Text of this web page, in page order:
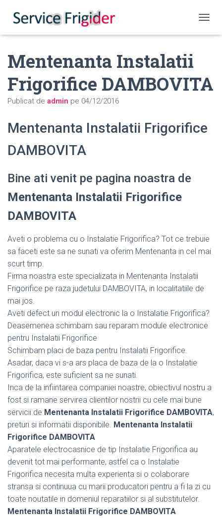
Mentenanta Instalatii
Frigorifice DAMBOVITA
Publicat de admin pe 04/12/2016
Mentenanta Instalatii Frigorifice
DAMBOVITA
Bine ati venit pe pagina noastra de
Mentenanta Instalatii Frigorifice
DAMBOVITA
Aveti o problema cu o Instalatie Frigorifica? Tot ce trebuie
sa faceti este sa ne sunati va oferim Mentenanta in cel mai
scurt timp.
Firma noastra este specializata in Mentenanta Instalatii
Frigorifice pe raza judetului DAMBOVITA, in localitatiile de
mai jos.
Aveti defect un modul electronic la o Instalatie Frigorifica?
Deasemenea schimbam sau reparam module electronice
pentru Instalatii Frigorifice
Schimbam placi de baza pentru Instalatii Frigorifice.
Asadar, daca vi s-a ars placa de baza de la o Instalatie
Frigorifica, este suficient sa ne sunati.
Inca de la infiintarea companiei noastre, obiectivul nostru a
fost si ramane servirea clientilor nostrii cu cele mai bune
servicii de Mentenanta Instalatii Frigorifice DAMBOVITA,
preturi si informatii disponibile. Mentenanta Instalatii
Frigorifice DAMBOVITA
Aparatele electrocasnice de tip Instalatie Frigorifica au
devenit tot mai performante, astfel ca o Instalatie
Frigorifica necesita multa experienta si o colaborare
stransa si continuua cu marii producatori pentru a fi la zi cu
toate noutatile in domeniul reparatiilor si al substitutelor.
Mentenanta Instalatii Frigorifice DAMBOVITA